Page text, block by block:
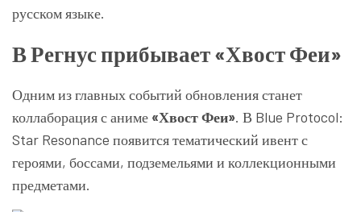
русском языке.
В Регнус прибывает «Хвост Феи»
Одним из главных событий обновления станет
коллаборация с аниме «Хвост Феи». В Blue Protocol:
Star Resonance появится тематический ивент с
героями, боссами, подземельями и коллекционными
предметами.